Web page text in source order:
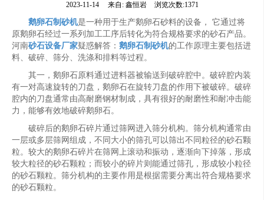
2023-11-14 来自: 鑫恒岩 浏览次数:1371
鹅卵石制砂机是一种用于生产鹅卵石砂料的设备， 它通过将
原鹅卵石经过一系列加工工序后转化为符合规格要求的砂石产品。
河南砂石设备厂家疑惑解答： 鹅卵石制砂机的工作原理主要包括进
料、破碎、筛分、洗涤和排料等过程。
其一，鹅卵石原料通过进料器被输送到破碎腔中。破碎腔内装
有一对高速旋转的刀盘，鹅卵石在旋转刀盘的作用下被破碎。破碎
腔内的刀盘通常由高耐磨钢材制成，具有很好的耐磨性和耐冲击能
力，能够有效地破碎鹅卵石。
破碎后的鹅卵石碎片通过筛网进入筛分机构。筛分机构通常由
一层或多层筛网组成，不同大小的筛孔可以筛出不同粒径的砂石颗
粒。较大的鹅卵石碎片在筛网上滚动和振动，逐渐向下掉落，形成
较大粒径的砂石颗粒；而较小的碎片则能通过筛孔，形成较小粒径
的砂石颗粒。筛分机构的主要作用是根据需要分离出符合规格要求
的砂石颗粒。